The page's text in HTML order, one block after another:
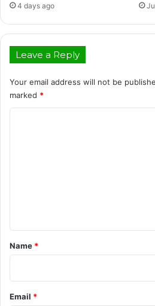
4 days ago
Leave a Reply
Your email address will not be
marked *
*
Name *
Email *